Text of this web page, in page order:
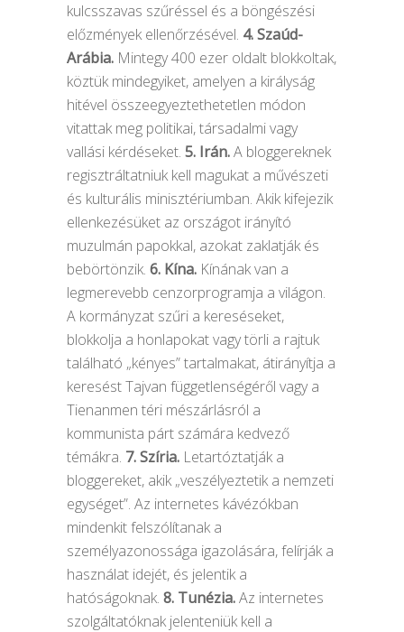
kulcsszavas szűréssel és a böngészési
előzmények ellenőrzésével. 4. Szaúd-
Arábia. Mintegy 400 ezer oldalt blokkoltak,
köztük mindegyiket, amelyen a királyság
hitével összeegyeztethetetlen módon
vitattak meg politikai, társadalmi vagy
vallási kérdéseket. 5. Irán.A bloggereknek
regisztráltatniuk kell magukat a művészeti
és kulturális minisztériumban. Akik kifejezik
ellenkezésüket az országot irányító
muzulmán papokkal, azokat zaklatják és
bebörtönzik. 6. Kína. Kínának van a
legmerevebb cenzorprogramja a világon.
A kormányzat szűri a kereséseket,
blokkolja a honlapokat vagy törli a rajtuk
található „kényes” tartalmakat, átirányítja a
keresést Tajvan függetlenségéről vagy a
Tienanmen téri mészárlásról a
kommunista párt számára kedvező
témákra. 7. Szíria. Letartóztatják a
bloggereket, akik „veszélyeztetik a nemzeti
egységet”. Az internetes kávézókban
mindenkit felszólítanak a
személyazonossága igazolására, felírják a
használat idejét, és jelentik a
hatóságoknak. 8. Tunézia.Az internetes
szolgáltatóknak jelenteniük kell a